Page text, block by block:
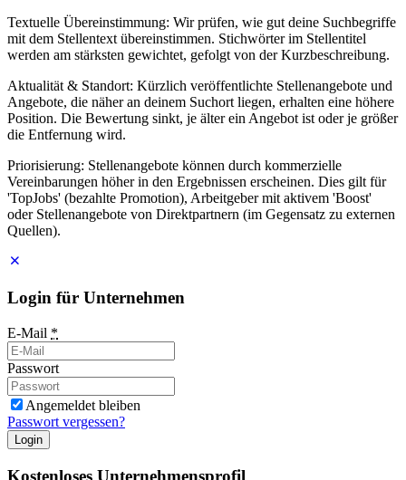
Textuelle Übereinstimmung: Wir prüfen, wie gut deine Suchbegriffe
mit dem Stellentext übereinstimmen. Stichwörter im Stellentitel
werden am stärksten gewichtet, gefolgt von der Kurzbeschreibung.
Aktualität & Standort: Kürzlich veröffentlichte Stellenangebote und
Angebote, die näher an deinem Suchort liegen, erhalten eine höhere
Position. Die Bewertung sinkt, je älter ein Angebot ist oder je größer
die Entfernung wird.
Priorisierung: Stellenangebote können durch kommerzielle
Vereinbarungen höher in den Ergebnissen erscheinen. Dies gilt für
'TopJobs' (bezahlte Promotion), Arbeitgeber mit aktivem 'Boost'
oder Stellenangebote von Direktpartnern (im Gegensatz zu externen
Quellen).
Login für Unternehmen
E-Mail *
Passwort
Angemeldet bleiben
Passwort vergessen?
Login
Kostenloses Unternehmensprofil